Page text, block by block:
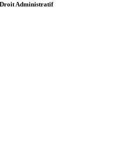
Administratif